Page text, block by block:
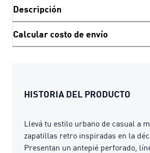
Descripción
Calcular costo de envío
HISTORIA DEL PRODUCTO
Llevá tu estilo urbano de casual a
zapatillas retro inspiradas en la
Presentan un antepié perforado,